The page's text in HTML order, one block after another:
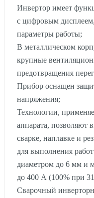
Инвертор имеет
с цифровым
параметры работы;
В металлическом
крупные
предотвращения
Прибор оснащен
напряжения;
Технологии,
аппарата, позволяют
сварке, наплавке и
для выполнения
диаметром до 6 мм и
до 400 А (100% при
Сварочный